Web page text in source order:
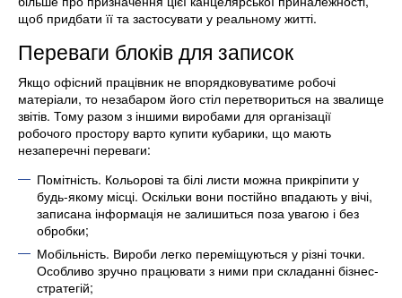
щоб придбати її та застосувати у реальному житті.
Переваги блоків для записок
Якщо офісний працівник не впорядковуватиме робочі
матеріали, то незабаром його стіл перетвориться на звалище
звітів. Тому разом з іншими виробами для організації
робочого простору варто купити кубарики, що мають
незаперечні переваги:
Помітність. Кольорові та білі листи можна прикріпити у
будь-якому місці. Оскільки вони постійно впадають у вічі,
записана інформація не залишиться поза увагою і без
обробки;
Мобільність. Вироби легко переміщуються у різні точки.
Особливо зручно працювати з ними при складанні бізнес-
стратегій;